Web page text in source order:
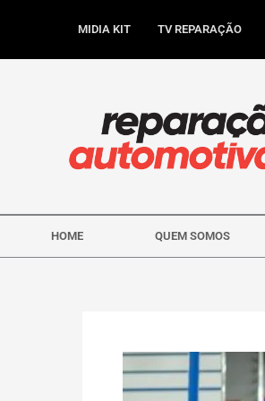
MIDIA KIT TV REPARAÇÃO
HOME QUEM SOMOS